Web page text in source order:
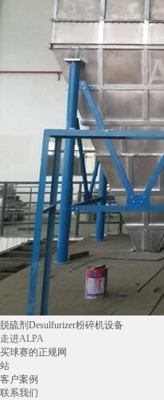
脱硫剂Desulfurizer粉碎机设备
走进ALPA
买球赛的正规网
站
客户案例
联系我们